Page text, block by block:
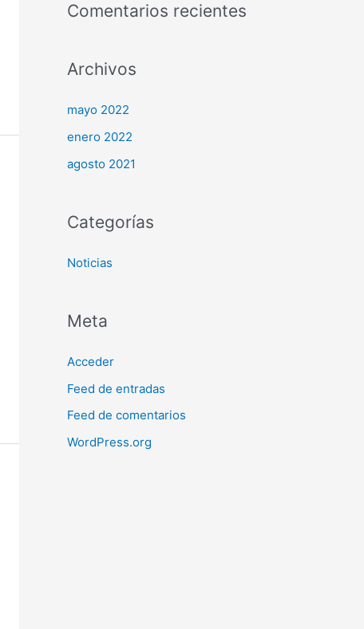
Comentarios recientes
Archivos
mayo 2022
enero 2022
agosto 2021
Categorías
Noticias
Meta
Acceder
Feed de entradas
Feed de comentarios
WordPress.org